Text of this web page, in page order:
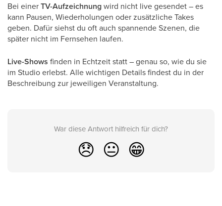
Bei einerTV-Aufzeichnungwird nicht live gesendet – es
kann Pausen, Wiederholungen oder zusätzliche Takes
geben. Dafür siehst du oft auch spannende Szenen, die
später nicht im Fernsehen laufen.
Live-Shows finden in Echtzeit statt – genau so, wie du sie
im Studio erlebst. Alle wichtigen Details findest du in der
Beschreibung zur jeweiligen Veranstaltung.
War diese Antwort hilfreich für dich?
😞 😐 😁